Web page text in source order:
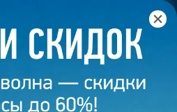
Презентация 456 – Анатолий Б.